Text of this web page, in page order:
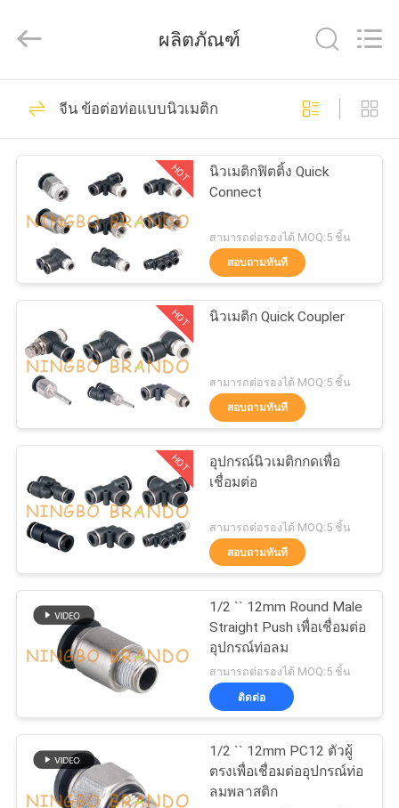
บ้าน
สินค้า
เกี่ยว
กับ
ทัวร์
โรงงาน
การ
ควบคุม
คุณภาพ
ติดต่อ
ขอ
ทุน
Ningbo
Brando
Ltd.
Reserved.
วาล์วนิวเมติกวาล์ว
228
วาล์วพัลส์แบบนิวเม
ติก
43
นิวเมติกโซลินอยด์
วาล์ว
โซลินอยด์วาล์วคอยล์
1071
ผลิตภัณฑ์
จีน ข้อต่อท่อแบบนิวเมติก
HOT
นิวเมติกฟิตติ้ง Quick
Connect
สามารถต่อรองได้ MOQ:5 ชิ้น
สอบถามทันที
HOT นิวเมติก Quick Coupler
สามารถต่อรองได้ MOQ:5 ชิ้น
สอบถามทันที
HOT
อุปกรณ์นิวเมติกกดเพื่อ
เชื่อมต่อ
สามารถต่อรองได้ MOQ:5 ชิ้น
สอบถามทันที
1/2 `` 12mm Round Male
Straight Push เพื่อเชื่อมต่อ
อุปกรณ์ท่อลม
สามารถต่อรองได้ MOQ:5 ชิ้น
ติดต่อ
1/2 `` 12mm PC12 ตัวผู้
ตรงเพื่อเชื่อมต่ออุปกรณ์ท่อ
ลมพลาสติก